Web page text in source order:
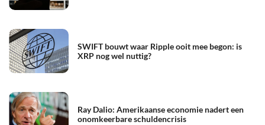
SWIFT bouwt waar Ripple ooit mee begon: is
XRP nog wel nuttig?
Ray Dalio: Amerikaanse economie nadert een
onomkeerbare schuldencrisis